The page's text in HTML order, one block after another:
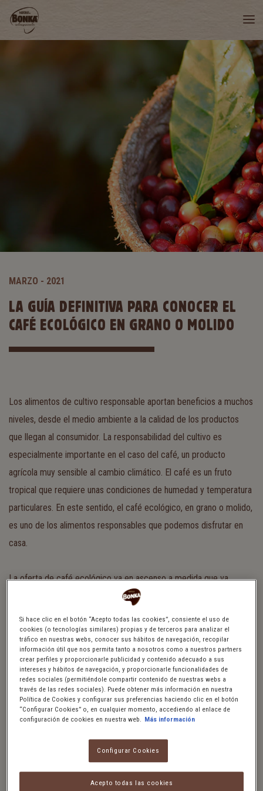
MARZO - 2021
LA GUÍA DEFINITIVA PARA CONOCER EL
CAFÉ ECOLÓGICO EN GRANO O MOLIDO
Los alimentos de cultivo responsable aportan beneficios a muchos
niveles, desde el medio ambiente a la calidad de los productos
que llegan al consumidor. La responsabilidad del cultivo es
especialmente importante en el caso del café, un producto
agrícola muy sensible al cambio climático. El café es un fruto
tropical que requiere unas condiciones de humedad y temperatura
particulares. En este sentido, el café ecológico, en grano o molido,
es uno de los alimentos responsables que podemos disfrutar en
casa.
La oferta de café ecológico va en ascenso a medida que va
arraigando una conciencia medioambiental y crece el interés por
una alimentación saludable. La gama de productos ecológicos va
desde el mejor café en grano hasta el café soluble ecológico. En
Bonka, todos nuestros cafés son de cultivo responsable y
contamos con un café Bonka ecológico. Por eso hoy te
presentamos nuestro manual para conocer lo mejor del café
ecológico.
QUÉ ES EL CAFÉ ECOLÓGICO
El café ecológico es un tipo de café de cultivo responsable en el
Si hace clic en el botón “Acepto todas las cookies”, consiente el uso de
cookies (o tecnologías similares) propias y de terceros para analizar el
tráfico en nuestras webs, conocer sus hábitos de navegación, recopilar
información útil que nos permita tanto a nosotros como a nuestros partners
crear perfiles y proporcionarle publicidad y contenido adecuado a sus
intereses y hábitos de navegación, y proporcionarle funcionalidades de
redes sociales (permitiéndole compartir contenido de nuestras webs a
través de las redes sociales). Puede obtener más información en nuestra
Política de Cookies y configurar sus preferencias haciendo clic en el botón
“Configurar Cookies” o, en cualquier momento, accediendo al enlace de
configuración de cookies en nuestra web.
Más información
Configurar Cookies
Acepto todas las cookies